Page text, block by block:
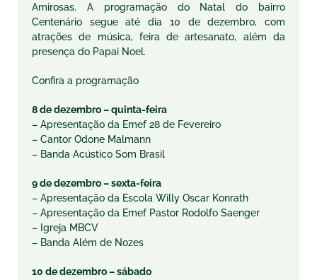
Amirosas. A programação do Natal do bairro
Centenário segue até dia 10 de dezembro, com
atrações de música, feira de artesanato, além da
presença do Papai Noel.
Confira a programação
8 de dezembro – quinta-feira
– Apresentação da Emef 28 de Fevereiro
– Cantor Odone Malmann
– Banda Acústico Som Brasil
9 de dezembro – sexta-feira
– Apresentação da Escola Willy Oscar Konrath
– Apresentação da Emef Pastor Rodolfo Saenger
– Igreja MBCV
– Banda Além de Nozes
10 de dezembro – sábado